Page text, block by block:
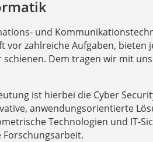
und
vor zahlreiche Aufgaben,
schienen. Dem tragen wir mit
ist hierbei die Cyber
anwendungsorientierte
Technologien und IT-
Forschungsarbeit.